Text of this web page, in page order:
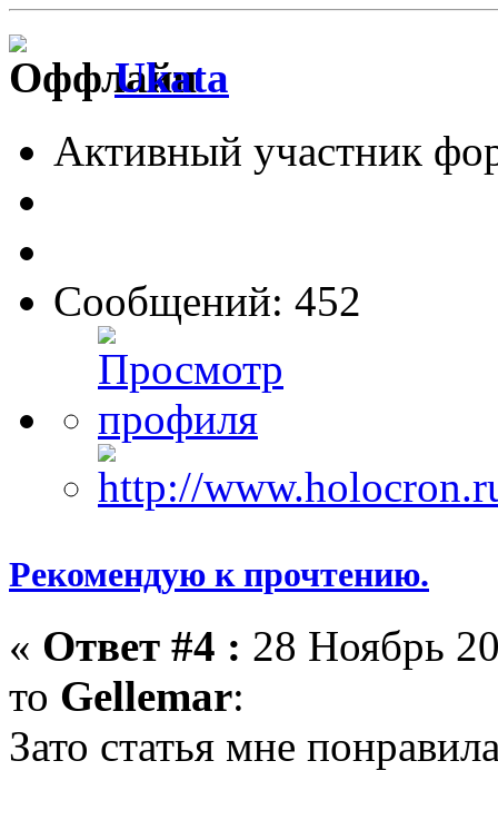
Ukata
Активный участник
Сообщений: 452
Рекомендую к прочтению.
« Ответ #4 : 28 Ноябрь
то Gellemar:
Зато статья мне